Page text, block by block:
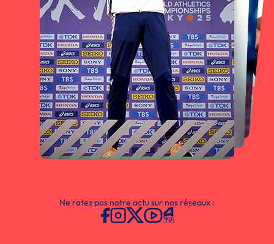
Ne ratez pas notre actu sur nos réseaux :